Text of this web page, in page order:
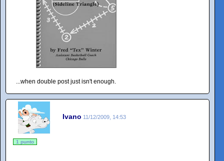
...when double post just isn't enough.
Ivano 11/12/2009, 14:53
1 punto